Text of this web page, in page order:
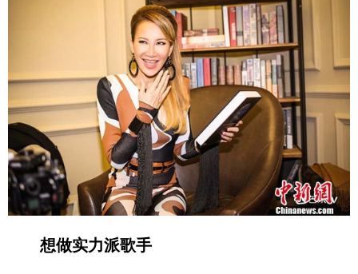
想做实力派歌手